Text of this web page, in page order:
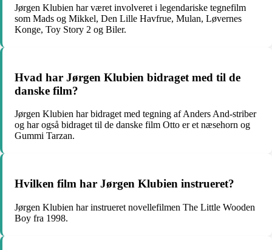
Jørgen Klubien har været involveret i legendariske tegnefilm
som Mads og Mikkel, Den Lille Havfrue, Mulan, Løvernes
Konge, Toy Story 2 og Biler.
Hvad har Jørgen Klubien bidraget med til de
danske film?
Jørgen Klubien har bidraget med tegning af Anders And-striber
og har også bidraget til de danske film Otto er et næsehorn og
Gummi Tarzan.
Hvilken film har Jørgen Klubien instrueret?
Jørgen Klubien har instrueret novellefilmen The Little Wooden
Boy fra 1998.